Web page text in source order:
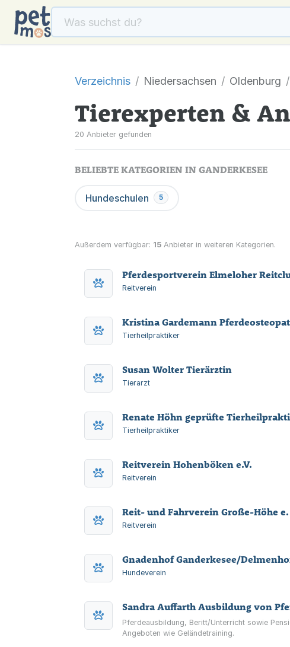
Verzeichnis Niedersachsen Oldenburg
Tierexperten &
20 Anbieter gefunden
BELIEBTE KATEGORIEN IN GANDERKESEE
Hundeschulen 5
Außerdem verfügbar: 15 Anbieter in weiteren Kategorien.
Pferdesportverein Elmeloher
Reitverein
Kristina Gardemann
Tierheilpraktiker
Susan Wolter Tierärztin
Tierarzt
Renate Höhn geprüfte
Tierheilpraktiker
Reitverein Hohenböken e.V.
Reitverein
Reit- und Fahrverein Große-Höhe e.
Reitverein
Gnadenhof Ganderkesee/
Hundeverein
Sandra Auffarth Ausbildung von
Pferdeausbildung, Beritt/Unterricht sowie
Angeboten wie Geländetraining.